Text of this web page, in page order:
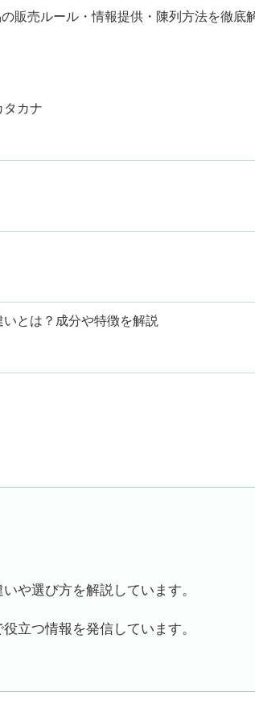
販売ルール・情報提供・陳列方法を徹底
タカナ
とは？成分や特徴を解説
や選び方を解説しています。
立つ情報を発信しています。